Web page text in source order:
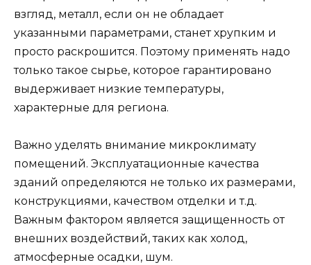
взгляд, металл, если он не обладает
указанными параметрами, станет хрупким и
просто раскрошится. Поэтому применять надо
только такое сырье, которое гарантировано
выдерживает низкие температуры,
характерные для региона.
Важно уделять внимание микроклимату
помещений. Эксплуатационные качества
зданий определяются не только их размерами,
конструкциями, качеством отделки и т.д.
Важным фактором является защищенность от
внешних воздействий, таких как холод,
атмосферные осадки, шум.